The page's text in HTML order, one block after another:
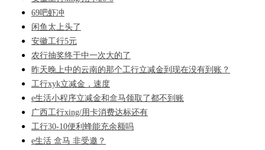
69吧虾冲
闲鱼太上头了
安徽工行5元
农行抽奖终于中一次大的了
昨天晚上中的云南的那个工行立减金到现在没有到账？
工行xyk立减金，速度
e生活小程序立减金和盒马领取了都不到账
广西工行xing/用卡消费达标还有
工行30-10便利蜂能充余额吗
e生活 盒马 非受邀？